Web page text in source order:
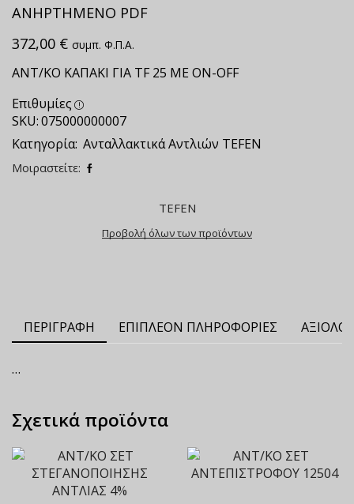
ΑΝΗΡΤΗΜΕΝΟ PDF
372,00 € συμπ. Φ.Π.Α.
ΑΝΤ/ΚΟ ΚΑΠΑΚΙ ΓΙΑ TF 25 ΜΕ ΟΝ-OFF
Επιθυμίες
SKU:075000000007
Κατηγορία: Ανταλλακτικά Αντλιών TEFEN
Μοιραστείτε:
TEFEN
Προβολή όλων των προϊόντων
ΠΕΡΙΓΡΑΦΉ ΕΠΙΠΛΈΟΝ ΠΛΗΡΟΦΟΡΊΕΣ
…
Σχετικά προϊόντα